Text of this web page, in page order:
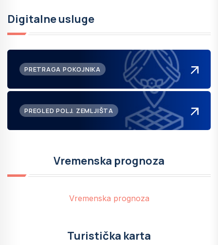
Digitalne usluge
PRETRAGA POKOJNIKA
PREGLED POLJ. ZEMLJIŠTA
Vremenska prognoza
Vremenska prognoza
Turistička karta